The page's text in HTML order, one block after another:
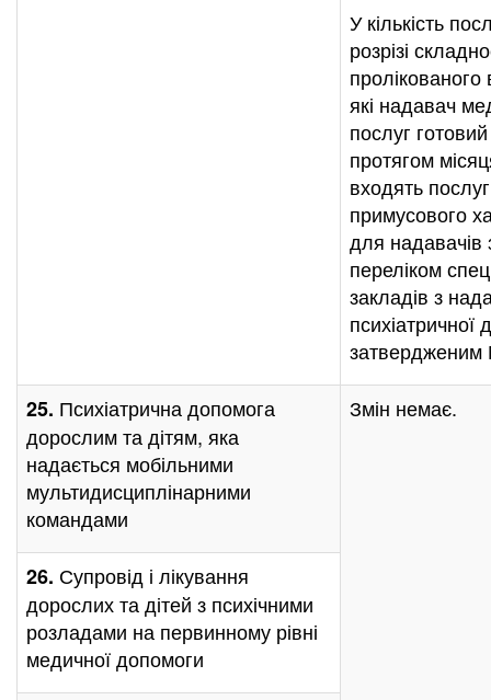
У кількість
розрізі
які надавач
послуг
протягом
входять
примусового
для надавачів
переліком
закладів з
психіатричної
25. Психіатрична допомога
дорослим та дітям, яка
надається мобільними
мультидисциплінарними
командами
Змін немає.
26. Супровід і лікування
дорослих та дітей з психічними
розладами на первинному рівні
медичної допомоги